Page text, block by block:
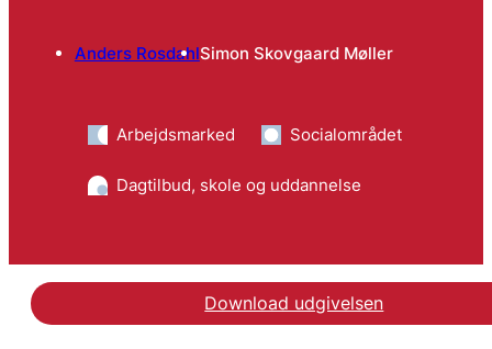
Anders RosdahlSimon Skovgaard Møller
Arbejdsmarked Socialområdet
Dagtilbud, skole og uddannelse
Download udgivelsen